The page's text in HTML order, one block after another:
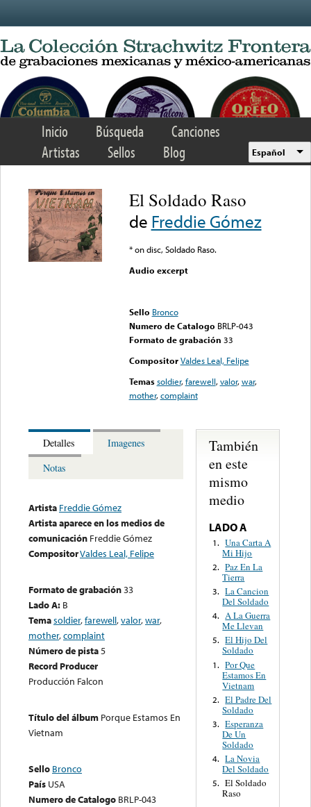
Inicio Búsqueda
Canciones
Artistas
Sellos Blog Español
El Soldado Raso
de Freddie Gómez
* on disc, Soldado Raso.
Audio excerpt
Sello Bronco
Numero de Catalogo BRLP-043
Formato de grabación 33
Compositor Valdes Leal, Felipe
Temas soldier,farewell,valor,war,
mother,complaint
Detalles
Imagenes
Notas
Artista Freddie Gómez
Artista aparece en los medios de
comunicación Freddie Gómez
CompositorValdes Leal, Felipe
Formato de grabación33
Lado A: B
Temasoldier,farewell,valor,war,
mother,complaint
Número de pista5
Record Producer
Producción Falcon
Título del álbum Porque Estamos En
Vietnam
Sello Bronco
País USA
Numero de Catalogo BRLP-043
También
en este
mismo
medio
LADO A
1. Una Carta A
Mi Hijo
2. Paz En La
Tierra
3. La Cancion
Del Soldado
4. A La Guerra
Me Llevan
5. El Hijo Del
Soldado
1. Por Que
Estamos En
Vietnam
2. El Padre Del
Soldado
3. Esperanza
De Un
Soldado
4. La Novia
Del Soldado
5. El Soldado
Raso